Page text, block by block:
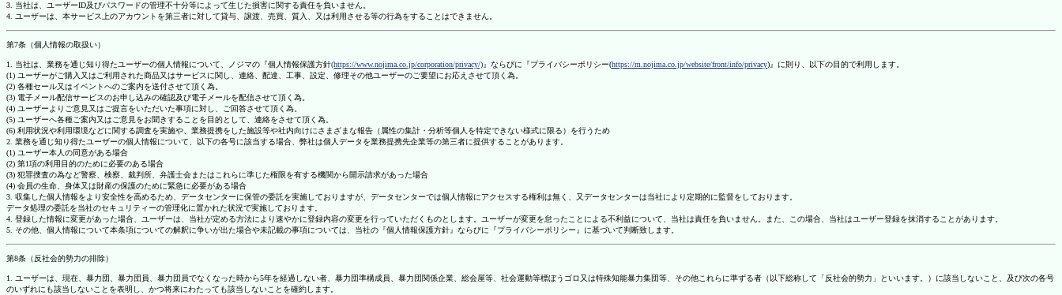
3. 当社は、ユーザーID及びパスワードの管理不十分等によって生じた損害に関する責任を負いません。
4. ユーザーは、本サービス上のアカウントを第三者に対して貸与、譲渡、売買、質入、又は利用させる等の行為をすることはできません。
第7条（個人情報の取扱い）
1. 当社は、業務を通じ知り得たユーザーの個人情報について、ノジマの『個人情報保護方針(https://www.nojima.co.jp/corporation/privacy/)』ならびに『プライバシーポリシー(https://m.nojima.co.jp/website/front/info/privacy)』に則り、以下の目的で利用します。
(1) ユーザーがご購入又はご利用された商品又はサービスに関し、連絡、配達、工事、設定、修理その他ユーザーのご要望にお応えさせて頂く為。
(2) 各種セール又はイベントへのご案内を送付させて頂く為。
(3) 電子メール配信サービスのお申し込みの確認及び電子メールを配信させて頂く為。
(4) ユーザーよりご意見又はご提言をいただいた事項に対し、ご回答させて頂く為。
(5) ユーザーへ各種ご案内又はご意見をお聞きすることを目的として、連絡をさせて頂く為。
(6) 利用状況や利用環境などに関する調査を実施や、業務提携をした施設等や社内向けにさまざまな報告（属性の集計・分析等個人を特定できない様式に限る）を行うため
2. 業務を通じ知り得たユーザーの個人情報について、以下の各号に該当する場合、弊社は個人データを業務提携先企業等の第三者に提供することがあります。
(1) ユーザー本人の同意がある場合
(2) 第1項の利用目的のために必要のある場合
(3) 犯罪捜査の為など警察、検察、裁判所、弁護士会またはこれらに準じた権限を有する機関から開示請求があった場合
(4) 会員の生命、身体又は財産の保護のために緊急に必要がある場合
3. 収集した個人情報をより安全性を高めるため、データセンターに保管の委託を実施しておりますが、データセンターでは個人情報にアクセスする権利は無く、又データセンターは当社により定期的に監督をしております。
データ処理の委託を当社のセキュリティーの管理化に置かれた状況で実施しております。
4. 登録した情報に変更があった場合、ユーザーは、当社が定める方法により速やかに登録内容の変更を行っていただくものとします。ユーザーが変更を怠ったことによる不利益について、当社は責任を負いません。また、この場合、当社はユーザー登録を抹消することがあります。
5. その他、個人情報について本条項についての解釈に争いが出た場合や未記載の事項については、当社の『個人情報保護方針』ならびに『プライバシーポリシー』に基づいて判断致します。
第8条（反社会的勢力の排除）
1. ユーザーは、現在、暴力団、暴力団員、暴力団員でなくなった時から5年を経過しない者、暴力団準構成員、暴力団関係企業、総会屋等、社会運動等標ぼうゴロ又は特殊知能暴力集団等、その他これらに準ずる者（以下総称して「反社会的勢力」といいます。）に該当しないこと、及び次の各号
のいずれにも該当しないことを表明し、かつ将来にわたっても該当しないことを確約します。